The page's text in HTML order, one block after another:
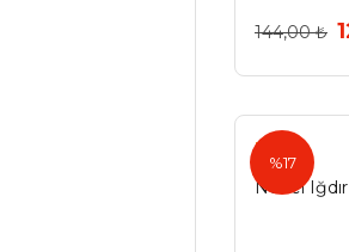
144,00 ₺
%17
Nobel
Nobel